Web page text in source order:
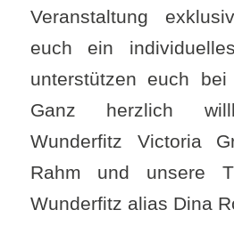
Veranstaltung
euch ein
unterstützen euch
Ganz herzlich
Wunderfitz Victoria
Rahm und unsere
Wunderfitz alias Dina